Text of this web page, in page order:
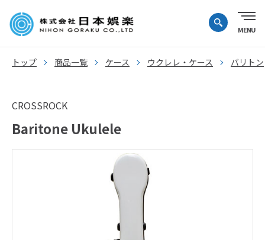
トップ 商品一覧 ケース ウクレレ・ケース バリトン
CROSSROCK
Baritone Ukulele